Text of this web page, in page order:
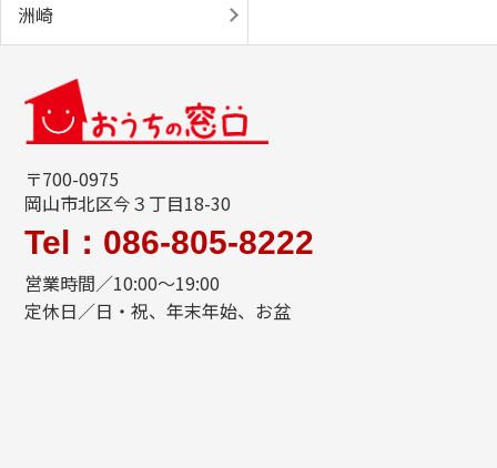
洲崎
〒700-0975
岡山市北区今３丁目18-30
Tel：086-805-8222
営業時間／10:00～19:00
定休日／日・祝、年末年始、お盆